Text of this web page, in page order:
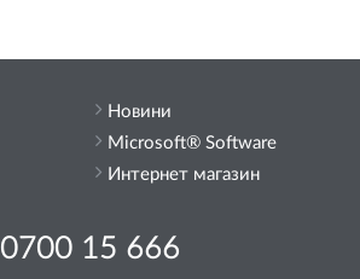
0700 15 666
Новини
Microsoft® Software
Интернет магазин